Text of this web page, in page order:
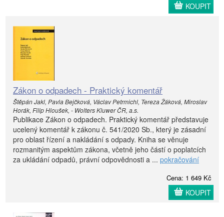
KOUPIT
Zákon o odpadech - Praktický komentář
Štěpán Jakl, Pavla Bejčková, Václav Petrmichl, Tereza Žáková, Miroslav
Horák, Filip Hloušek, - Wolters Kluwer ČR, a.s.
Publikace Zákon o odpadech. Praktický komentář představuje
ucelený komentář k zákonu č. 541/2020 Sb., který je zásadní
pro oblast řízení a nakládání s odpady. Kniha se věnuje
rozmanitým aspektům zákona, včetně jeho částí o poplatcích
za ukládání odpadů, právní odpovědnosti a ... pokračování
Cena: 1 649 Kč
KOUPIT